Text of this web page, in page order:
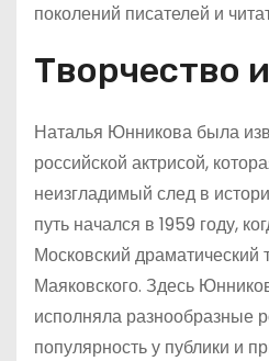
поколений писателей и
Творчество
Наталья Юнникова была
российской актрисой,
неизгладимый след в
путь начался в 1959 году,
Московский драматический
Маяковского. Здесь
исполняла разнообразные
популярность у публики и